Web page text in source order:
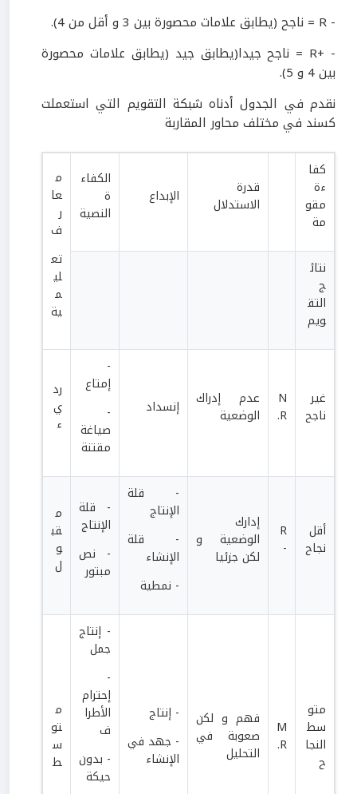
- R = ناجح (يطابق علامات محصورة بين 3 و أقل من 4).
- +R = ناجح جيدا(يطابق جيد (يطابق علامات محصورة
بين 4 و 5).
نقدم في الجدول أدناه شبكة التقويم التي استعملت
كسند في مختلف محاور المقاربة
كفا
ءة
مقو
مة
قدرة
الاستدلال
الإبداع
الكفاء
ة
النصية
م
عا
ر
ف
تع
لي
م
ية
نتائ
ج
التق
ويم
غير
ناجح
N
.R
عدم إدراك
الوضعية
إنسداد
-
إمتاع
-
صياغة
مقتنة
رد
ي
ء
أقل
نجاح
R
-
إدارك
الوضعية و
لكن جزئيا
- قلة
الإنتاج
- قلة
الإنشاء
- نمطية
- قلة
الإنتاج
- نص
مبتور
م
قب
و
ل
متو
سط
النجا
ح
M
.R
فهم و لكن
صعوبة في
التحليل
- إنتاج
- جهد في
الإنشاء
- إنتاج
جمل
-
إحترام
الأطرا
ف
- بدون
حيكة
م
تو
س
ط